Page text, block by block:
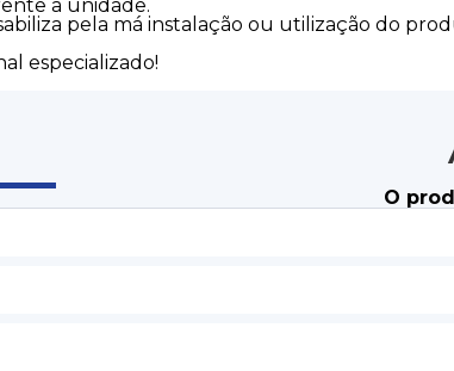
a unidade.
pela má instalação ou utilização do
especializado!
O